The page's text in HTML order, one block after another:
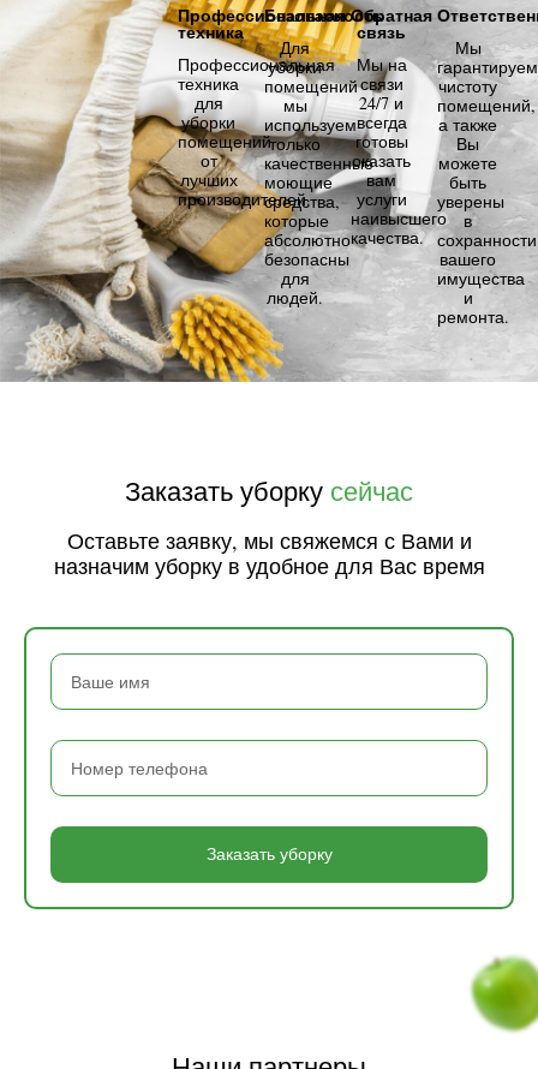
Профессиональная
техника
Профессиональная
техника
для
уборки
помещений
от
лучших
производителей.
Безопасность
Для
уборки
помещений
мы
используем
только
качественные
моющие
средства,
которые
абсолютно
безопасны
для
людей.
Обратная
связь
Мы на
связи
24/7 и
всегда
готовы
оказать
вам
услуги
наивысшего
качества.
Мы
гарантируем
чистоту
помещений,
а также
Вы
можете
быть
уверены
в
сохранности
вашего
имущества
и
ремонта.
Заказать уборку сейчас
Оставьте заявку, мы свяжемся с Вами и
назначим уборку в удобное для Вас время
Заказать уборку